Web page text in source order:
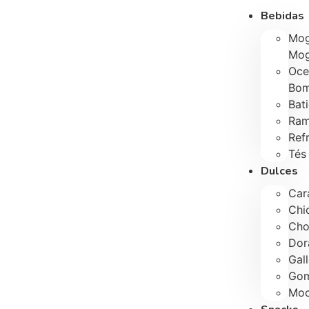
Bebidas
Tés
Dulces